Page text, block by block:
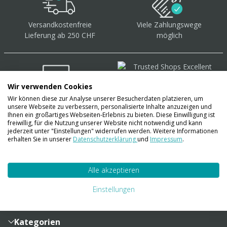
Versandkostenfreie
Lieferung ab 250 CHF
Viele Zahlungswege
möglich
Über 40.000 Artikel auf
Lager
Sendungsverfolgung
Zahlung und Versand
Lieferinformationen
Kategorien
Wir verwenden Cookies
Wir können diese zur Analyse unserer Besucherdaten platzieren, um
unsere Webseite zu verbessern, personalisierte Inhalte anzuzeigen und
Ihnen ein großartiges Webseiten-Erlebnis zu bieten. Diese Einwilligung ist
freiwillig, für die Nutzung unserer Website nicht notwendig und kann
jederzeit unter "Einstellungen" widerrufen werden. Weitere Informationen
erhalten Sie in unserer Datenschutzerklärungund Impressum.
Alle akzeptieren
Einstellungen